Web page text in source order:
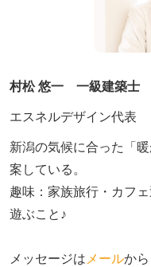
村松 悠一 一級建築士
エスネルデザイン代表
新潟の気候に合った「
案している。
趣味：家族旅行・カフ
遊ぶこと♪
メッセージは メールか